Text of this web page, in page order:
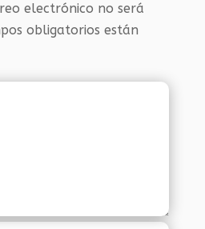
electrónico no será
obligatorios están